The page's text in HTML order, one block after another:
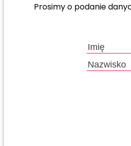
Prosimy o podanie